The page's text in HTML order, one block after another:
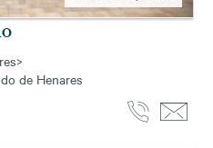
>
de Henares